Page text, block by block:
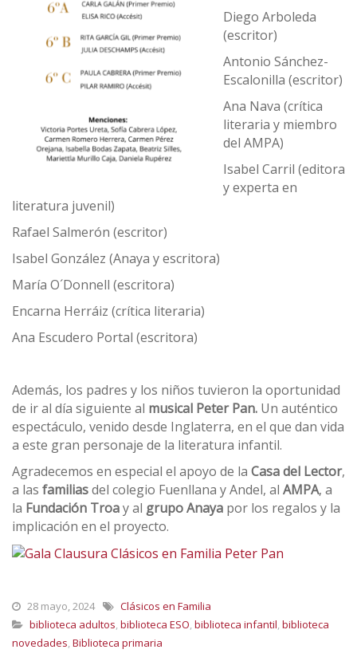
Diego Arboleda
(escritor)
Antonio Sánchez-
Escalonilla (escritor)
Ana Nava (crítica
literaria y miembro
del AMPA)
Isabel Carril (editora
y experta en
literatura juvenil)
Rafael Salmerón (escritor)
Isabel González (Anaya y escritora)
María O´Donnell (escritora)
Encarna Herráiz (crítica literaria)
Ana Escudero Portal (escritora)
Además, los padres y los niños tuvieron la oportunidad
de ir al día siguiente al musical Peter Pan. Un auténtico
espectáculo, venido desde Inglaterra, en el que dan vida
a este gran personaje de la literatura infantil.
Agradecemos en especial el apoyo de la Casa del Lector,
a las familiasdel colegio Fuenllana y Andel, al AMPA, a
la Fundación Troay al grupo Anaya por los regalos y la
implicación en el proyecto.
28 mayo, 2024
Clásicos en Familia
biblioteca adultos, biblioteca ESO, biblioteca infantil, biblioteca
novedades, Biblioteca primaria